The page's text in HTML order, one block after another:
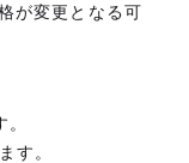
が変更となる可
す。